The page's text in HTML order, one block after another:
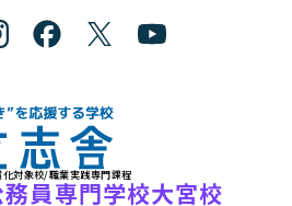
"を応援する学校 立志舎
化対象校/職業実践専門課程
員専門学校大宮校